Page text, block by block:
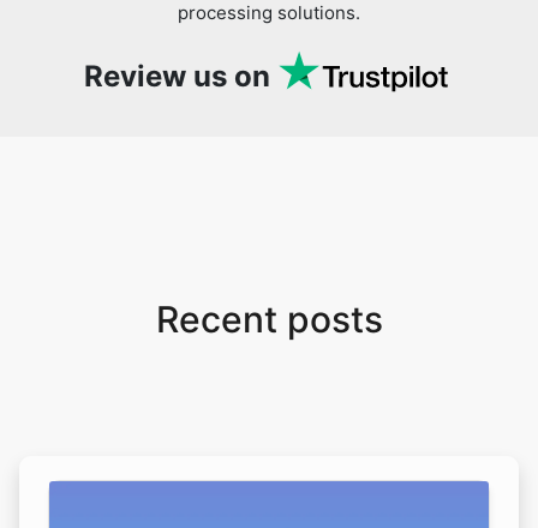
processing solutions.
Review us on
Recent posts